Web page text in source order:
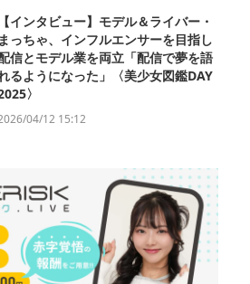
【インタビュー】モデル＆ライバー・
まっちゃ、インフルエンサーを目指し
信とモデル業を両立「配信で夢を語
るようになった」〈美少女図鑑DAY
〉
04/12 15:12